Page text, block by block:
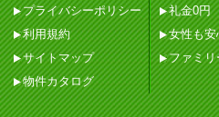
プライバシーポリシー
利用規約
サイトマップ
物件カタログ
礼金0円
女性も安
ファミリ